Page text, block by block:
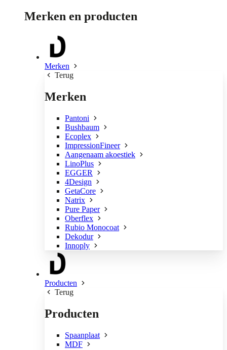
Merken en producten
Merken
Terug
Merken
Pantoni
Bushbaum
Ecoplex
ImpressionFineer
Aangenaam akoestiek
LinoPlus
EGGER
4Design
GetaCore
Natrix
Pure Paper
Oberflex
Rubio Monocoat
Dekodur
Innoply
Producten
Terug
Producten
Spaanplaat
MDF